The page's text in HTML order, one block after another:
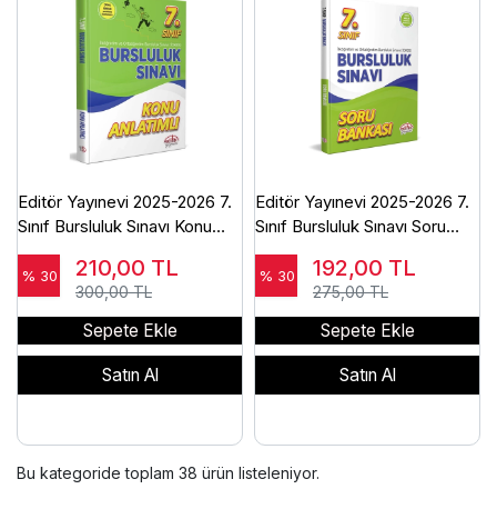
Editör Yayınevi 2025-2026 7.
Sınıf Bursluluk Sınavı Konu
Anlatımlı
% 30 210,00 TL
300,00 TL
Sepete Ekle
Satın Al
Editör Yayınevi 2025-2026 7.
Sınıf Bursluluk Sınavı Soru
Bankası
% 30 192,00 TL
275,00 TL
Sepete Ekle
Satın Al
Bu kategoride toplam 38 ürün listeleniyor.